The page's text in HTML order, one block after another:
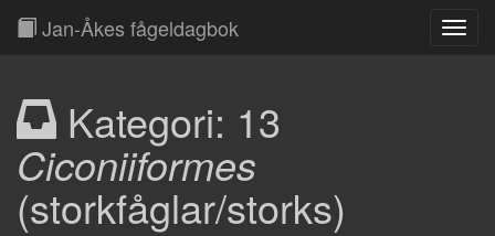
Jan-Åkes fågeldagbok
Kategori: 13
Ciconiiformes
(storkfåglar/storks)